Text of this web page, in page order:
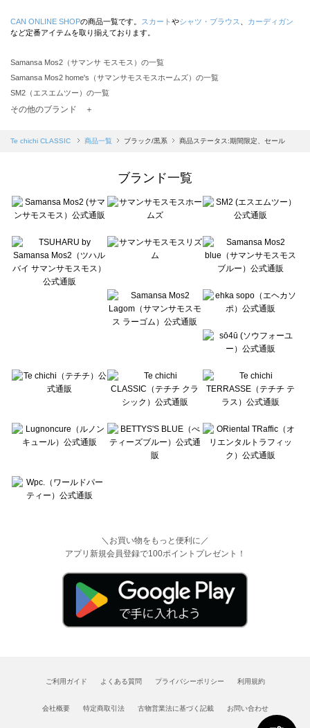
CAN ONLINE SHOPの商品一覧です。 スカート やシャツ・ブラウス
カーディガン
など定番アイテムを取り揃えております。
Samansa Mos2（サマンサ モスモス）の一覧
Samansa Mos2 home's（サマンサモスモスホームズ）の一覧
SM2（エスエムツー）の一覧
TSUHARU by Samansa Mos2（ツハルバイサマンサモスモス）の一覧
Samansa Mos2 blue（サマンサモスモス ブルー）の一覧
Te chichi（テチチ）の一覧
Te chichi CLASSIC（テチチ クラシック）の一覧
Lugnoncure（ルノンキュール）の一覧
BETTY'S BLUE（べティーズブルー）の一覧
Wpc.（ワールドパーティー）の一覧
その他のブランド ＋
Te chichi CLASSIC 商品一覧 ブラック/黒系 商品ステータス:期間限定、セール
ブランド一覧
＼お買い物をもっと便利に／
アプリ新規会員登録で100ポイントプレゼント！
ご利用ガイド よくある質問 プライバシーポリシー 利用規約
会社概要 特定商取引法 古物営業法に基づく記載 お問い合わせ